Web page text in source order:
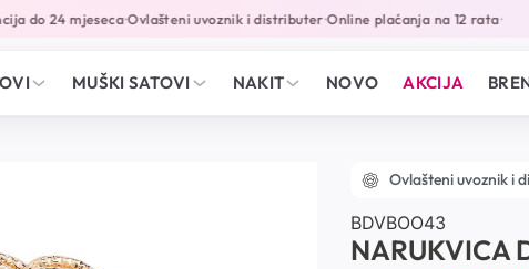
do 24 mjeseca•Ovlašteni uvoznik i distributer•Online plaćanja na 12 rata•
MUŠKI SATOVI NAKIT NOVO AKCIJA
Ovlašteni uvoznik i
BDVBOO43
NARUKVICA